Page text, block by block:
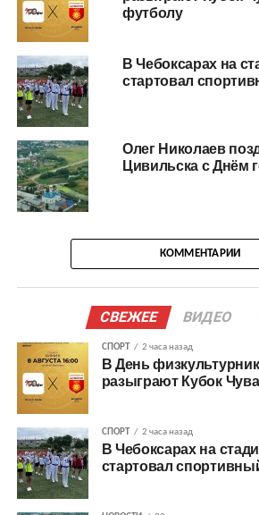
футболу
В Чебоксарах на
стартовал
Олег Николаев
Цивильска с Днём
КОММЕНТАРИИ
СВЕЖЕЕ ВИДЕО
СПОРТ 2 часа назад
В День
разыграют Кубок
СПОРТ 2 часа назад
В Чебоксарах на
стартовал